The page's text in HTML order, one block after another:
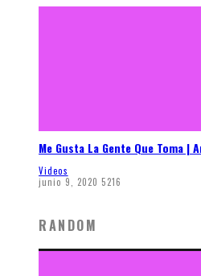
Me Gusta La Gente Que Toma |
Videos
junio 9, 2020 5216
RANDOM